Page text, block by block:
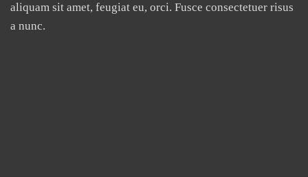
aliquam sit amet, feugiat eu, orci. Fusce consectetuer risus
a nunc.